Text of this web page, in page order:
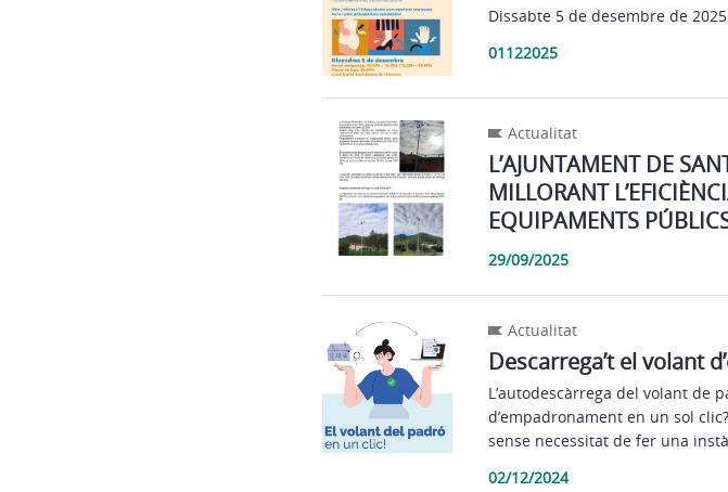
Dissabte 5 de desembre de
01122025
Actualitat
L’AJUNTAMENT DE
MILLORANT
EQUIPAMENTS
29/09/2025
Actualitat
Descarrega’t el volant
L’autodescàrrega del volant de
d’empadronament en un sol
sense necessitat de fer una
02/12/2024